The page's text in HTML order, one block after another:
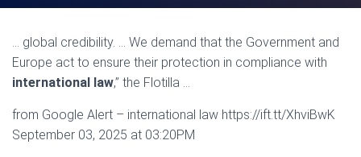
T
… global credibility. … We demand that the Government and
Europe act to ensure their protection in compliance with
international law,” the Flotilla …
from Google Alert – international law https://ift.tt/XhviBwK
September 03, 2025 at 03:20PM